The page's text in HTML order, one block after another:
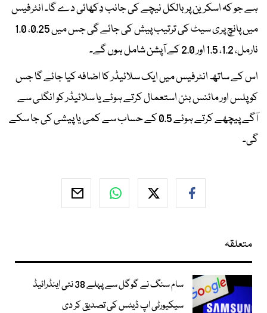
ہے جو کہ اسکرین پر بالکل نیچے کی جانب دِکھائی دے گا۔ انٹرفیس
میں پانچ پری سیٹ کی ترتیب پیش کی جائے گی جس میں 0.25، 1.0
نارمل، 1.2، 1.5 اور 2.0 کے آپشن شامل ہوں گے۔
اس کے ساتھ انٹرفیس میں ایک سلائیڈر کا اضافہ کیا جائے گا جس
کو پلس اور مائنس بٹن استعمال کرتے ہوئے یا سلائیڈر کو انگلی سے
آگے پیچھے کرتے ہوئے 0.5 کے حساب سے کمی یا پیشی کی جا سکے
گی۔
متعلقہ
سام سنگ نے گوگل سے پہلے 38 نئی اینڈرائیڈ
سیکیورٹی اپ ڈیٹس کی تصدیق کر دی